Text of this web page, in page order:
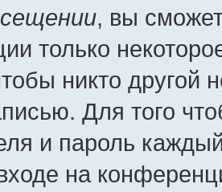
, вы
только
никто другой
Для того
и пароль
на